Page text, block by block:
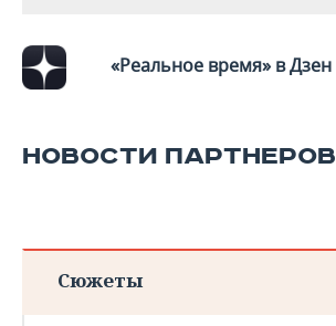
«Реальное время» в Дзен
НОВОСТИ ПАРТНЕРОВ
Сюжеты